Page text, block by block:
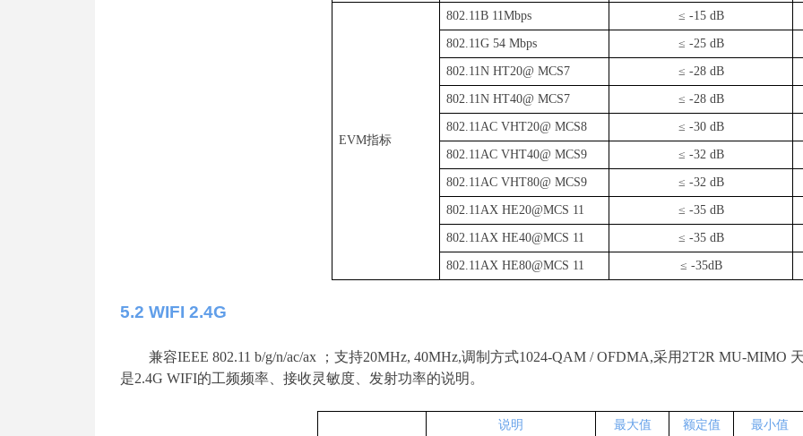
EVM指标
802.11B 11Mbps ≤ -15 dB
802.11G 54 Mbps ≤ -25 dB
802.11N HT20@ MCS7 ≤ -28 dB
802.11N HT40@ MCS7 ≤ -28 dB
802.11AC VHT20@ MCS8 ≤ -30 dB
802.11AC VHT40@ MCS9 ≤ -32 dB
802.11AC VHT80@ MCS9 ≤ -32 dB
802.11AX HE20@MCS 11 ≤ -35 dB
802.11AX HE40@MCS 11 ≤ -35 dB
802.11AX HE80@MCS 11 ≤ -35dB
5.2 WIFI 2.4G
兼容IEEE 802.11 b/g/n/ac/ax ；支持20MHz, 40MHz,调制方式1024-QAM / OFDMA,采用 2T2R MU-MIMO
是2.4G WIFI的工频频率、接收灵敏度、发射功率的说明。
说明 最大值 额定值 最小值